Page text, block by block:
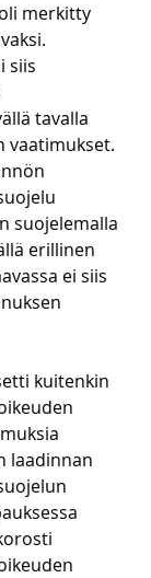
merkitty
siis
tavalla
vaatimukset.
suojelemalla
erillinen
ei siis
kuitenkin
laadinnan